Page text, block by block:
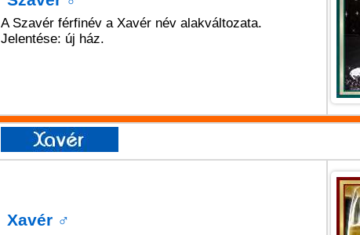
A Szavér férfinév a Xavér név alakváltozata.
Jelentése: új ház.
Xavér ♂